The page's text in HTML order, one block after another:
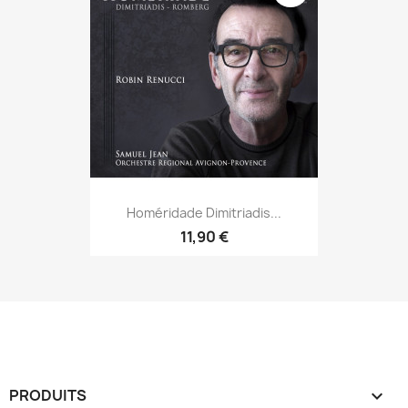
Homéridade Dimitriadis...
11,90 €
PRODUITS 